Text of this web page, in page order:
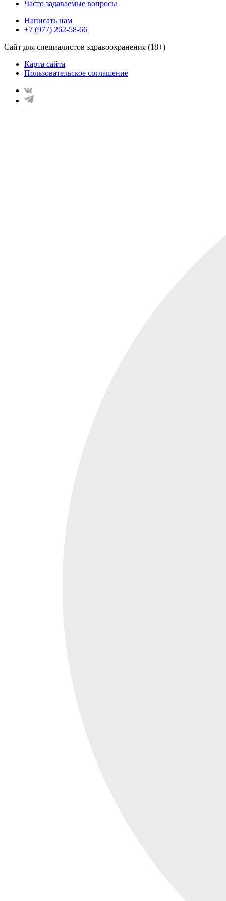
Часто задаваемые вопросы
Написать нам
+7 (977) 262-58-66
Сайт для специалистов здравоохранения (18+)
Карта сайта
Пользовательское соглашение